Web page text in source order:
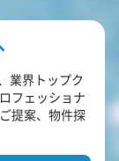
業界トップク
フェッショナ
提案、物件探